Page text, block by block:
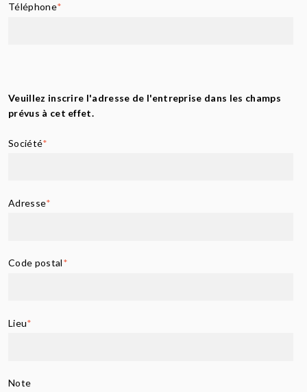
Téléphone*
Veuillez inscrire l'adresse de l'entreprise dans les champs
prévus à cet effet.
Société*
Adresse*
Code postal*
Lieu*
Note